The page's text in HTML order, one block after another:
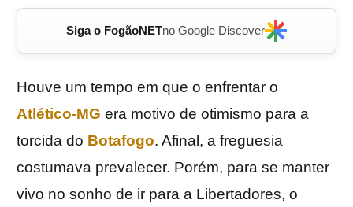
Siga o FogãoNETno Google Discover
Houve um tempo em que o enfrentar o
Atlético-MG era motivo de otimismo para a
torcida do Botafogo. Afinal, a freguesia
costumava prevalecer. Porém, para se manter
vivo no sonho de ir para a Libertadores, o